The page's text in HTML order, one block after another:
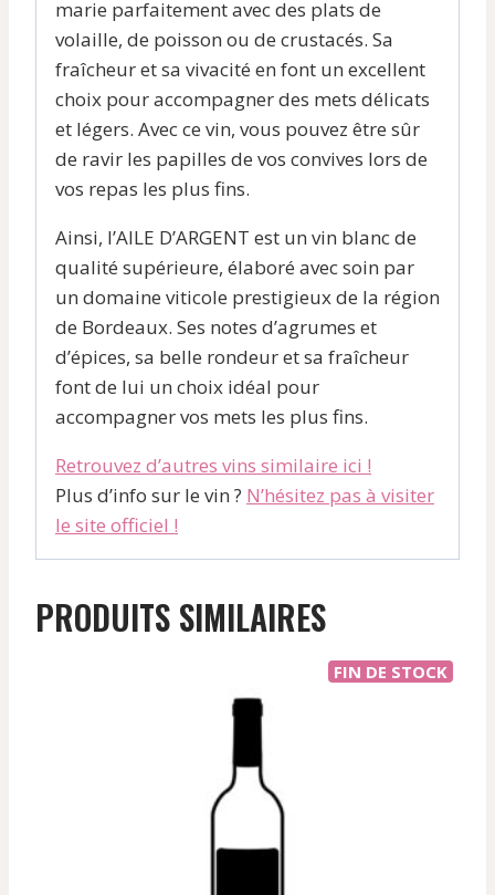
marie parfaitement avec des plats de
volaille, de poisson ou de crustacés. Sa
fraîcheur et sa vivacité en font un excellent
choix pour accompagner des mets délicats
et légers. Avec ce vin, vous pouvez être sûr
de ravir les papilles de vos convives lors de
vos repas les plus fins.
Ainsi, l’AILE D’ARGENT est un vin blanc de
qualité supérieure, élaboré avec soin par
un domaine viticole prestigieux de la région
de Bordeaux. Ses notes d’agrumes et
d’épices, sa belle rondeur et sa fraîcheur
font de lui un choix idéal pour
accompagner vos mets les plus fins.
Retrouvez d’autres vins similaire ici !
Plus d’info sur le vin ? N’hésitez pas à visiter
le site officiel !
PRODUITS SIMILAIRES
FIN DE STOCK